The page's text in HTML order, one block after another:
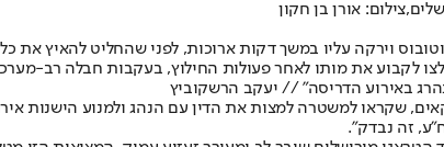
וירקה עליו במשך דקות ארוכות, לפני שהחליט להאיץ את
לקבוע את מותו לאחר פעולות החילוץ, בעקבות חבלה רב-
שקראו למשטרה למצות את הדין עם הנהג ולמנוע הישנות
זה נבדק".